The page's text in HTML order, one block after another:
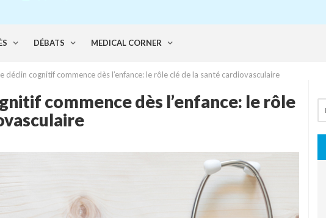
DÉBATS MEDICAL CORNER
déclin cognitif commence dès l’enfance: le rôle clé de la santé cardiovasculaire
commence dès l’enfance: le rôle